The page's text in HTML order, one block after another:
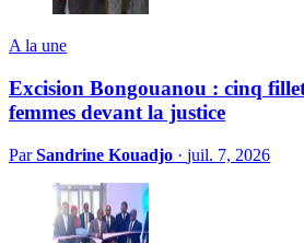
A la une
Excision Bongouanou : cinq
femmes devant la justice
ParSandrine Kouadjo · juil. 7, 2026